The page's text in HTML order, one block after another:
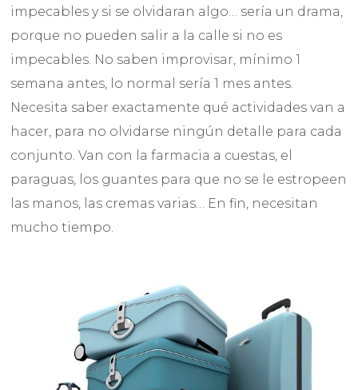
impecables y si se olvidaran algo… sería un drama,
porque no pueden salir a la calle si no es
impecables. No saben improvisar, mínimo 1
semana antes, lo normal sería 1 mes antes.
Necesita saber exactamente qué actividades van a
hacer, para no olvidarse ningún detalle para cada
conjunto. Van con la farmacia a cuestas, el
paraguas, los guantes para que no se le estropeen
las manos, las cremas varias… En fin, necesitan
mucho tiempo.